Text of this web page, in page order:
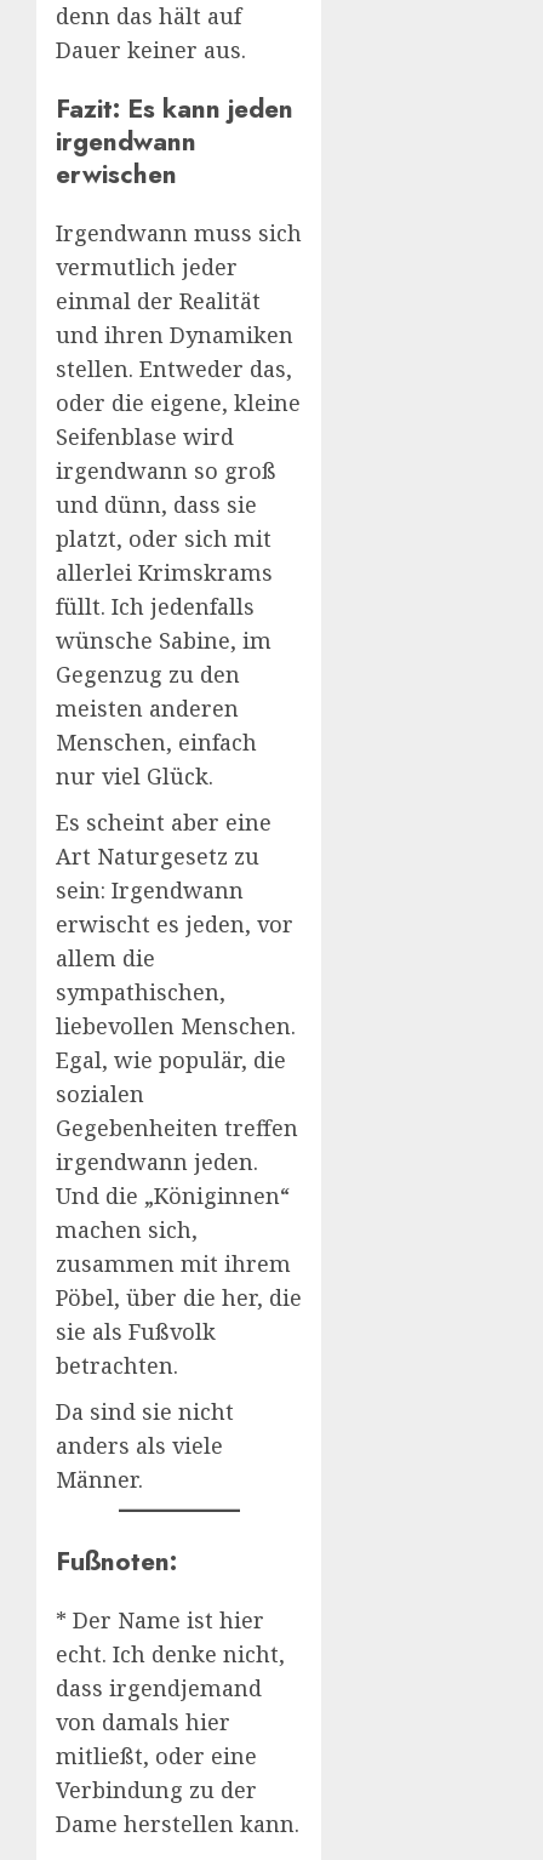
denn das hält auf
Dauer keiner aus.
Fazit: Es kann jeden
irgendwann
erwischen
Irgendwann muss sich
vermutlich jeder
einmal der Realität
und ihren Dynamiken
stellen. Entweder das,
oder die eigene, kleine
Seifenblase wird
irgendwann so groß
und dünn, dass sie
platzt, oder sich mit
allerlei Krimskrams
füllt. Ich jedenfalls
wünsche Sabine, im
Gegenzug zu den
meisten anderen
Menschen, einfach
nur viel Glück.
Es scheint aber eine
Art Naturgesetz zu
sein: Irgendwann
erwischt es jeden, vor
allem die
sympathischen,
liebevollen Menschen.
Egal, wie populär, die
sozialen
Gegebenheiten treffen
irgendwann jeden.
Und die „Königinnen“
machen sich,
zusammen mit ihrem
Pöbel, über die her, die
sie als Fußvolk
betrachten.
Da sind sie nicht
anders als viele
Männer.
Fußnoten:
* Der Name ist hier
echt. Ich denke nicht,
dass irgendjemand
von damals hier
mitließt, oder eine
Verbindung zu der
Dame herstellen kann.